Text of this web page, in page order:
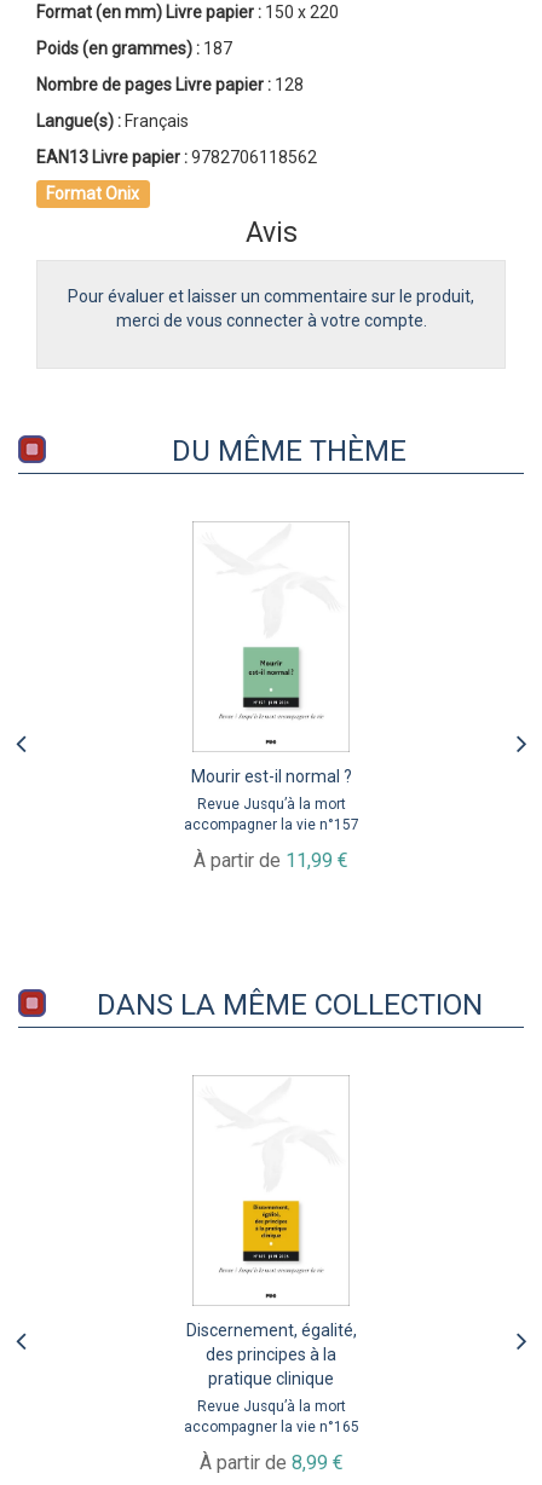
Format (en mm) Livre papier : 150 x 220
Poids (en grammes) : 187
Nombre de pages Livre papier : 128
Langue(s) : Français
EAN13 Livre papier :9782706118562
Format Onix
Avis
Pour évaluer et laisser un commentaire sur le produit,
merci de vous connecter à votre compte.
DU MÊME THÈME
Mourir est-il normal ?
Revue Jusqu’à la mort
accompagner la vie n°157
À partir de 11,99 €
DANS LA MÊME COLLECTION
Discernement, égalité,
des principes à la
pratique clinique
Revue Jusqu’à la mort
accompagner la vie n°165
À partir de 8,99 €